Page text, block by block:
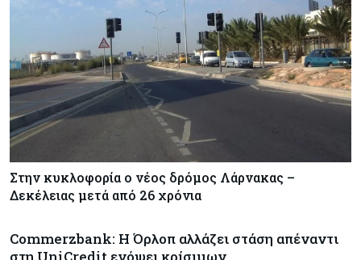
Στην κυκλοφορία ο νέος δρόμος Λάρνακας –
Δεκέλειας μετά από 26 χρόνια
Commerzbank: Η Όρλοπ αλλάζει στάση απέναντι
στη UniCredit ενόψει κρίσιμων